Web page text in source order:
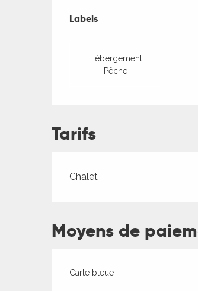
Offres de
Labels
Labels
Hébergement
Pêche
Tarifs
Tarifs 2026
Chalet
Moyens de
Carte bleue